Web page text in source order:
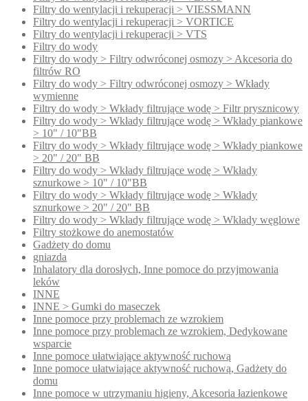
Filtry do wentylacji i rekuperacji > VIESSMANN
Filtry do wentylacji i rekuperacji > VORTICE
Filtry do wentylacji i rekuperacji > VTS
Filtry do wody
Filtry do wody > Filtry odwróconej osmozy > Akcesoria do
filtrów RO
Filtry do wody > Filtry odwróconej osmozy > Wkłady
wymienne
Filtry do wody > Wkłady filtrujące wodę > Filtr prysznicowy
Filtry do wody > Wkłady filtrujące wodę > Wkłady piankowe
> 10" / 10"BB
Filtry do wody > Wkłady filtrujące wodę > Wkłady piankowe
> 20" / 20" BB
Filtry do wody > Wkłady filtrujące wodę > Wkłady
sznurkowe > 10" / 10"BB
Filtry do wody > Wkłady filtrujące wodę > Wkłady
sznurkowe > 20" / 20" BB
Filtry do wody > Wkłady filtrujące wodę > Wkłady węglowe
Filtry stożkowe do anemostatów
Gadżety do domu
gniazda
Inhalatory dla dorosłych, Inne pomoce do przyjmowania
leków
INNE
INNE > Gumki do maseczek
Inne pomoce przy problemach ze wzrokiem
Inne pomoce przy problemach ze wzrokiem, Dedykowane
wsparcie
Inne pomoce ułatwiające aktywność ruchową
Inne pomoce ułatwiające aktywność ruchową, Gadżety do
domu
Inne pomoce w utrzymaniu higieny, Akcesoria łazienkowe